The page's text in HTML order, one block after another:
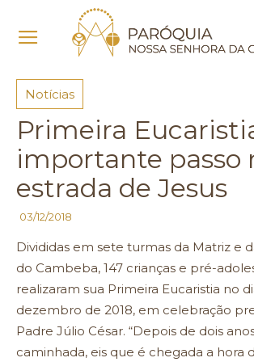
Notícias
Notícias
Primeira
importante passo
estrada de Jesus
03/12/2018
Divididas em sete turmas da Matriz e
do Cambeba, 147 crianças e pré-
realizaram sua Primeira Eucaristia no
dezembro de 2018, em celebração
Padre Júlio César. “Depois de dois
caminhada, eis que é chegada a hora